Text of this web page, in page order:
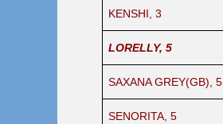
KENSHI, 3
LORELLY, 5
SAXANA GREY(GB), 5
SENORITA, 5